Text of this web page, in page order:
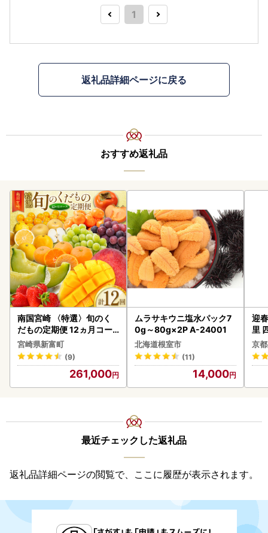
1
返礼品詳細ページに戻る
おすすめ返礼品
南国宮崎 〈特選〉旬のく
だもの定期便 12ヵ月コー
ス【F84-25】
宮崎県新富町
(9)
261,000
ムラサキウニ塩水パック7
0g～80g×2P A-24001
北海道根室市
(11)
14,000
迎
里
京
最近チェックした返礼品
返礼品詳細ページの閲覧で、ここに履歴が表示されます。